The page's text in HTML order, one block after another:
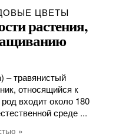
ЦВЕТЫ
растения,
– травянистый
относящийся к
входит около 180
среде ...
»